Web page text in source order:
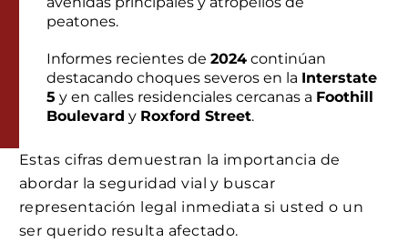
peatones.
Informes recientes de 2024 continúan
destacando choques severos en la Interstate
5 y en calles residenciales cercanas a Foothill
Boulevard y Roxford Street.
Estas cifras demuestran la importancia de
abordar la seguridad vial y buscar
representación legal inmediata si usted o un
ser querido resulta afectado.